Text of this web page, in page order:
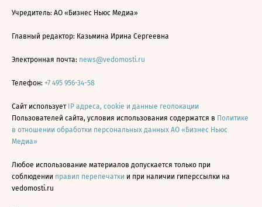
Учредитель: АО «Бизнес Ньюс Медиа»
Главный редактор: Казьмина Ирина Сергеевна
Электронная почта: news@vedomosti.ru
Телефон: +7 495 956-34-58
Сайт использует IP адреса, cookie и данные геолокации
Пользователей сайта, условия использования содержатся в Политике
в отношении обработки персональных данных АО «Бизнес Ньюс
Медиа»
Любое использование материалов допускается только при
соблюдении правил перепечатки и при наличии гиперссылки на
vedomosti.ru